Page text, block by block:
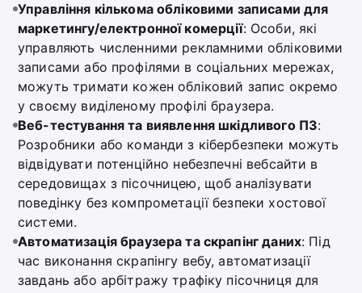
Управління кількома обліковими записами для
маркетингу/електронної комерції: Особи, які
управляють численними рекламними обліковими
записами або профілями в соціальних мережах,
можуть тримати кожен обліковий запис окремо
у своєму виділеному профілі браузера.
Веб-тестування та виявлення шкідливого ПЗ:
Розробники або команди з кібербезпеки можуть
відвідувати потенційно небезпечні вебсайти в
середовищах з пісочницею, щоб аналізувати
поведінку без компрометації безпеки хостової
системи.
Автоматизація браузера та скрапінг даних: Під
час виконання скрапінгу вебу, автоматизації
завдань або арбітражу трафіку пісочниця для